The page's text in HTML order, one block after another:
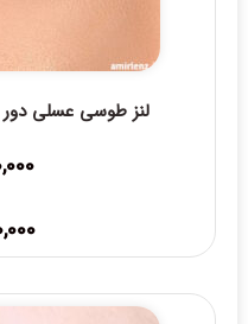
لنز طوسی عسلی